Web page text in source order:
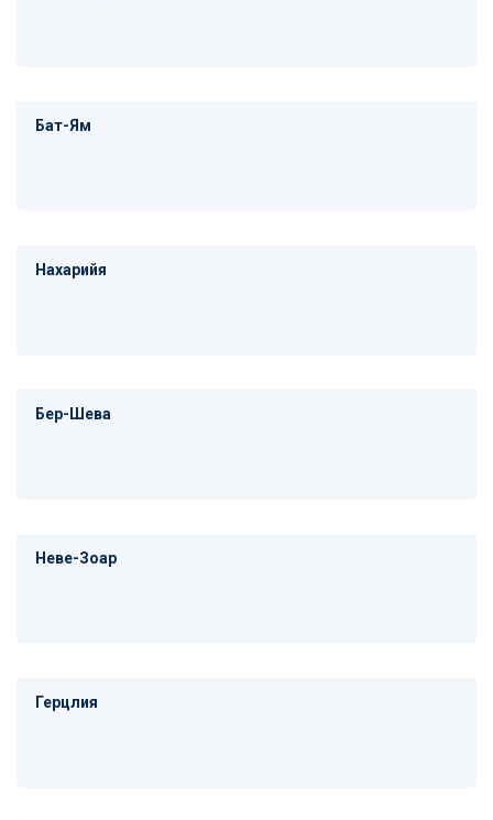
Бат-Ям
Нахарийя
Бер-Шева
Неве-Зоар
Герцлия